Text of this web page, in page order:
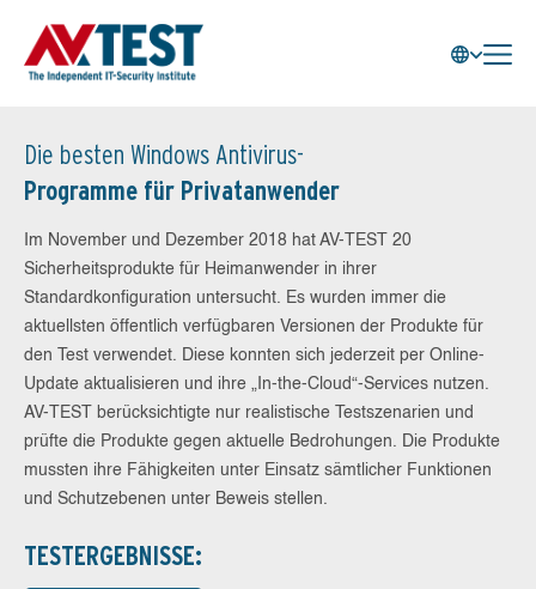
Die besten Windows Antivirus-
Programme für Privatanwender
Im November und Dezember 2018 hat AV-TEST 20
Sicherheitsprodukte für Heimanwender in ihrer
Standardkonfiguration untersucht. Es wurden immer die
aktuellsten öffentlich verfügbaren Versionen der Produkte für
den Test verwendet. Diese konnten sich jederzeit per Online-
Update aktualisieren und ihre „In-the-Cloud“-Services nutzen.
AV-TEST berücksichtigte nur realistische Testszenarien und
prüfte die Produkte gegen aktuelle Bedrohungen. Die Produkte
mussten ihre Fähigkeiten unter Einsatz sämtlicher Funktionen
und Schutzebenen unter Beweis stellen.
TESTERGEBNISSE: